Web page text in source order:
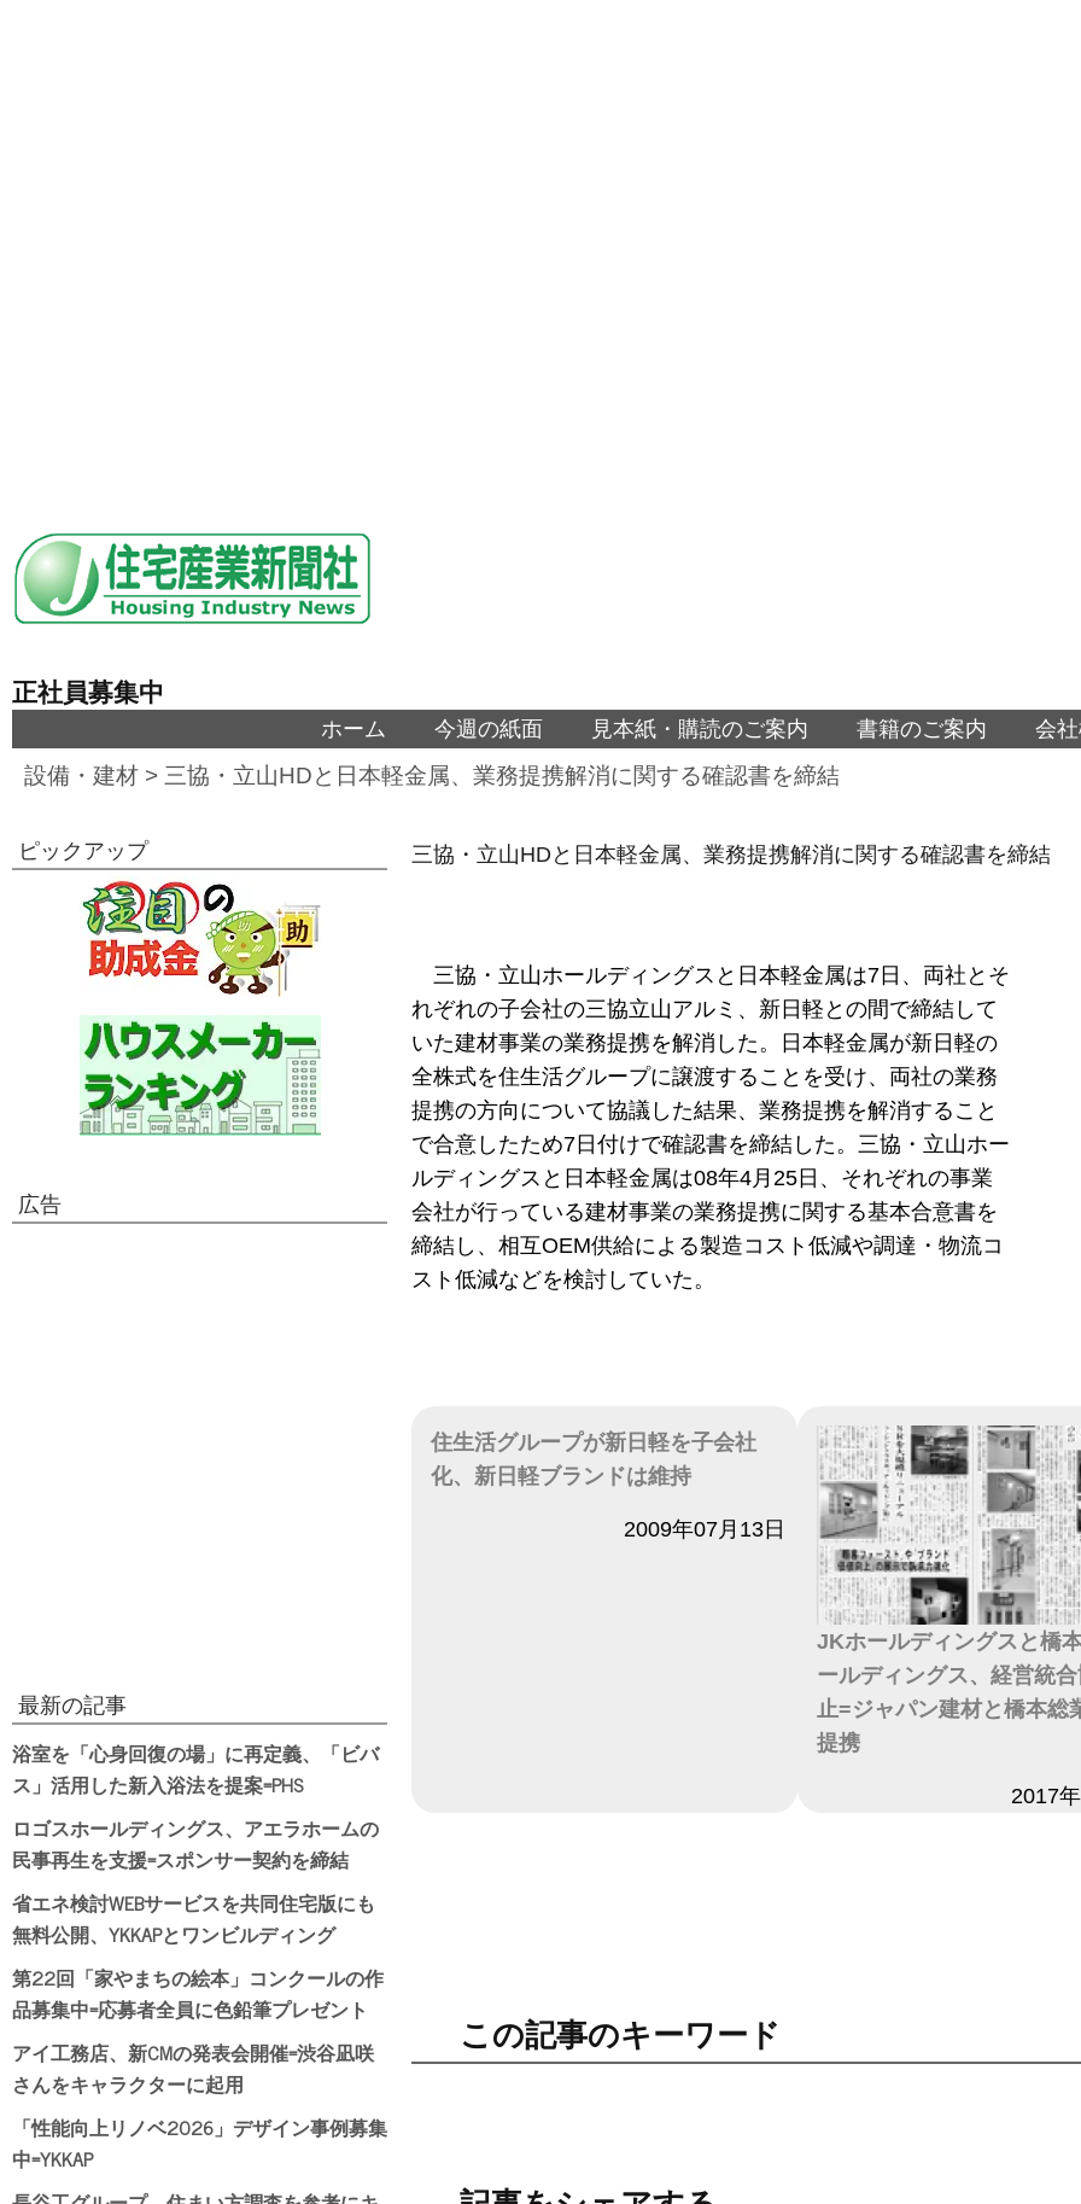
正社員募集中
ホーム 今週の紙面 見本紙・購読のご案内 書籍のご案内 会
設備・建材 > 三協・立山HDと日本軽金属、業務提携解消に関する確認書を締結
三協・立山HDと日本軽金属、業務提携解消に関する確認書を締結
三協・立山ホールディングスと日本軽金属は7日、両社とそ
れぞれの子会社の三協立山アルミ、新日軽との間で締結して
いた建材事業の業務提携を解消した。日本軽金属が新日軽の
全株式を住生活グループに譲渡することを受け、両社の業務
提携の方向について協議した結果、業務提携を解消すること
で合意したため7日付けで確認書を締結した。三協・立山ホー
ルディングスと日本軽金属は08年4月25日、それぞれの事業
会社が行っている建材事業の業務提携に関する基本合意書を
締結し、相互OEM供給による製造コスト低減や調達・物流コ
スト低減などを検討していた。
住生活グループが新日軽を子会社
化、新日軽ブランドは維持
2009年07月13日
JKホールディングスと橋
ールディングス、経営統
止=ジャパン建材と橋本総
提携
2017
この記事のキーワード
ピックアップ
広告
最新の記事
浴室を「心身回復の場」に再定義、「ビバ
ス」活用した新入浴法を提案=PHS
ロゴスホールディングス、アエラホームの
民事再生を支援=スポンサー契約を締結
省エネ検討WEBサービスを共同住宅版にも
無料公開、YKKAPとワンビルディング
第22回「家やまちの絵本」コンクールの作
品募集中=応募者全員に色鉛筆プレゼント
アイ工務店、新CMの発表会開催=渋谷凪咲
さんをキャラクターに起用
「性能向上リノベ2026」デザイン事例募集
中=YKKAP